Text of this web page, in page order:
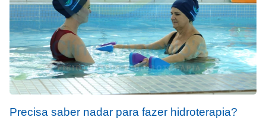
Precisa saber nadar para fazer hidroterapia?